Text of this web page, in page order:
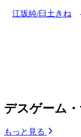
江坂純/臼土きね
デスゲーム
もっと見る